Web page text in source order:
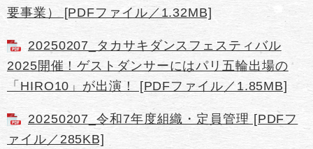
要事業） [PDFファイル／1.32MB]
20250207_タカサキダンスフェスティバル
2025開催！ゲストダンサーにはパリ五輪出場の
「HIRO10」が出演！ [PDFファイル／1.85MB]
20250207_令和7年度組織・定員管理 [PDFフ
ァイル／285KB]